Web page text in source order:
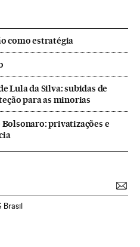
como estratégia
Lula da Silva: subidas de
para as minorias
privatizações e
Brasil